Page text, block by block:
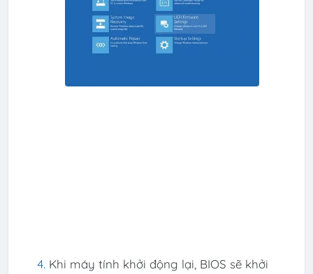
Khi máy tính khởi động lại, BIOS sẽ khởi